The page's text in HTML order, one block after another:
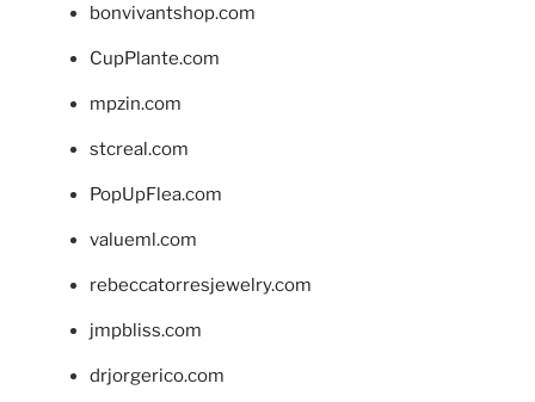
bonvivantshop.com
CupPlante.com
mpzin.com
stcreal.com
PopUpFlea.com
valueml.com
rebeccatorresjewelry.com
jmpbliss.com
drjorgerico.com